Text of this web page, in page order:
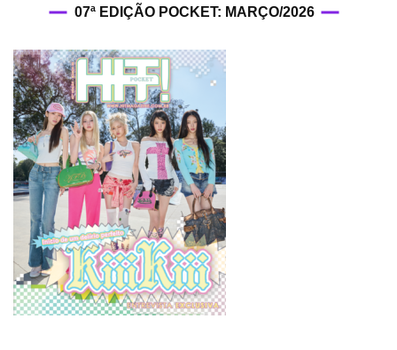
07ª EDIÇÃO POCKET: MARÇO/2026